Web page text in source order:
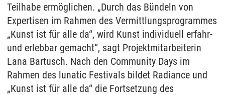
Teilhabe ermöglichen. „Durch das Bündeln von
Expertisen im Rahmen des Vermittlungsprogrammes
„Kunst ist für alle da“, wird Kunst individuell erfahr-
und erlebbar gemacht“, sagt Projektmitarbeiterin
Lana Bartusch. Nach den Community Days im
Rahmen des lunatic Festivals bildet Radiance und
„Kunst ist für alle da“ die Fortsetzung des